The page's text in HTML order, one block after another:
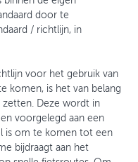
door te
/ richtlijn, in
voor het gebruik van
komen, is het van belang
zetten. Deze wordt in
voorgelegd aan een
is om te komen tot een
bijdraagt aan het